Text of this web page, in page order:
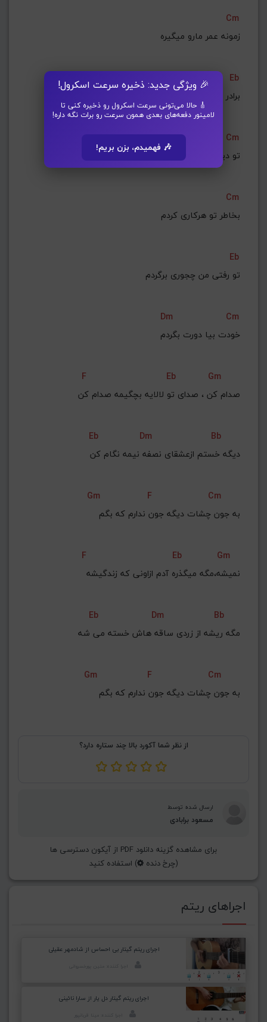
🎉 ویژگی جدید: ذخیره سرعت اسکرول!
🎸 حالا می‌تونی سرعت اسکرول رو ذخیره کنی تا
لامینور دفعه‌های بعدی همون سرعت رو برات نگه داره!
🎶 فهمیدم، بزن بریم!
Cm
زمونه عمر مارو میگیره
Eb
برادر از برادرش سیره
Dm
Cm
تو دیر رسیدی خیلی دیره
Cm
بخاطر تو هرکاری کردم
Eb
تو رفتی من چجوری برگردم
Dm
Cm
خودت بیا دورت بگردم
F Eb
Gm
صدام کن ، صدای تو لالایه بچگیمه صدام کن
Eb Dm
Bb
دیگه خستم ازعشقای نصفه نیمه نگام کن
Gm F
Cm
به جون چشات دیگه جون ندارم که بگم
F Eb
Gm
نمیشه،مگه میگذره آدم ازاونی که زندگیشه
Eb Dm
Bb
مگه ریشه از زردی ساقه هاش خسته می شه
Gm F
Cm
به جون چشات دیگه جون ندارم که بگم
از نظر شما آکورد بالا چند ستاره دارد؟
ارسال شده توسط
مسعود برابادی
برای مشاهده گزینه دانلود PDF از آیکون دسترسی ها
(چرخ دنده ) استفاده کنید
اجراهای ریتم
اجرای ریتم گیتار بی احساس از شادمهر عقیلی
اجرای ریتم گیتار دل یار از سارا نائینی